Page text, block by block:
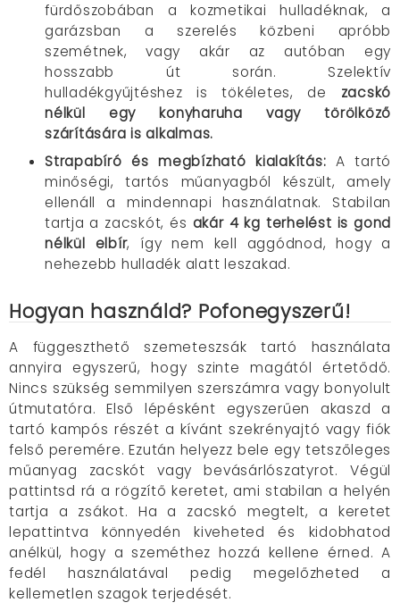
fürdőszobában a kozmetikai hulladéknak, a
garázsban a szerelés közbeni apróbb
szemétnek, vagy akár az autóban egy
hosszabb út során. Szelektív
hulladékgyűjtéshez is tökéletes, de zacskó
nélkül egy konyharuha vagy törölköző
szárítására is alkalmas.
Strapabíró és megbízható kialakítás: A tartó
minőségi, tartós műanyagból készült, amely
ellenáll a mindennapi használatnak. Stabilan
tartja a zacskót, és akár 4 kg terhelést is gond
nélkül elbír, így nem kell aggódnod, hogy a
nehezebb hulladék alatt leszakad.
Hogyan használd? Pofonegyszerű!
A függeszthető szemeteszsák tartó használata
annyira egyszerű, hogy szinte magától értetődő.
Nincs szükség semmilyen szerszámra vagy bonyolult
útmutatóra. Első lépésként egyszerűen akaszd a
tartó kampós részét a kívánt szekrényajtó vagy fiók
felső peremére. Ezután helyezz bele egy tetszőleges
műanyag zacskót vagy bevásárlószatyrot. Végül
pattintsd rá a rögzítő keretet, ami stabilan a helyén
tartja a zsákot. Ha a zacskó megtelt, a keretet
lepattintva könnyedén kiveheted és kidobhatod
anélkül, hogy a szeméthez hozzá kellene érned. A
fedél használatával pedig megelőzheted a
kellemetlen szagok terjedését.